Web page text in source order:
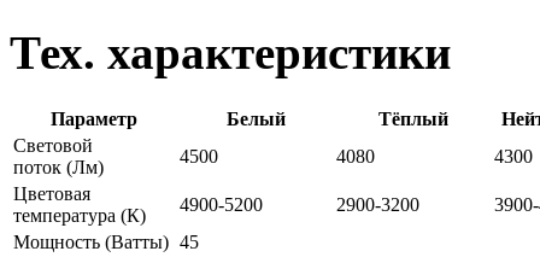
Тех. характеристики
Параметр Белый Тёплый
Световой
поток (Лм)
4500 4080
4300
Цветовая
температура (К)
4900-5200 2900-3200
Мощность (Ватты) 45